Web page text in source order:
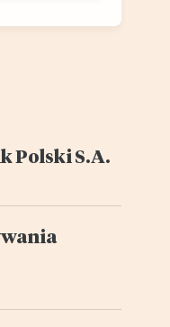
Polski S.A.